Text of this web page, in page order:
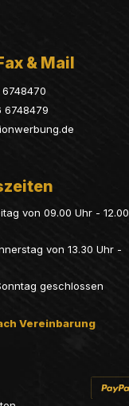
& Mail
6748479
von 09.00 Uhr - 12.00
von 13.30 Uhr -
geschlossen
Vereinbarung